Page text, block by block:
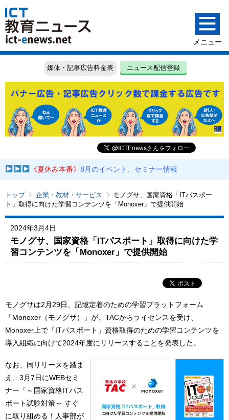
媒体・記事広告料金表 ニュース配信登録
《夏休み本番》8月のイベント、セミナー情報
トップ 企業・教材・サービス
モノグサ、国家資格「ITパスポー
ト」取得に向けた学習コンテンツを「Monoxer」で提供開始
2024年3月4日
モノグサ、国家資格「ITパスポート」取得に向けた学
習コンテンツを「Monoxer」で提供開始
モノグサは2月29日、記憶定着のための学習プラットフォーム
「Monoxer（モノグサ）」が、TACからライセンスを受け、
Monoxer上で「ITパスポート」資格取得のための学習コンテンツを
導入組織に向けて2024年度にリリースすることを発表した。
なお、同リリースを踏ま
え、3月7日にWEBセミ
ナー「～国家資格ITパス
ポート試験対策～ すぐ
に取り組める！人事部が